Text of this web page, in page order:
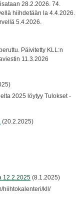
28.2.2026. 74.
hiihdetään la 4.4.2026.
5.4.2026.
Päivitetty KLL:n
11.3.2026
2025 löytyy Tulokset -
(20.2.2025)
12.2.2025 (8.1.2025)
hiihtokalenteri/kll/